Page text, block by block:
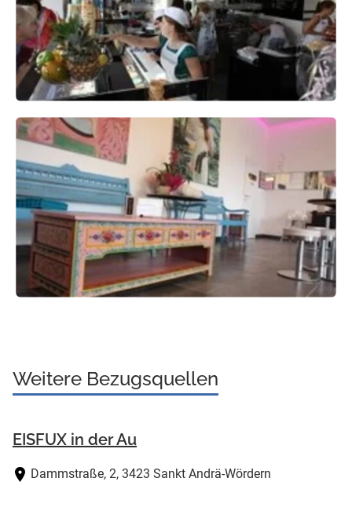
Weitere Bezugsquellen
EISFUX in der Au
Dammstraße, 2, 3423 Sankt Andrä-Wördern